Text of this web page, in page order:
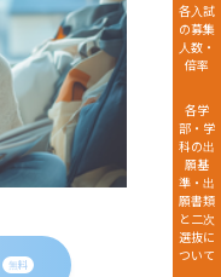
無料
各入試
の募集
人数・
倍率
各学
部・学
科の出
願基
準・出
願書類
と二次
選抜に
ついて